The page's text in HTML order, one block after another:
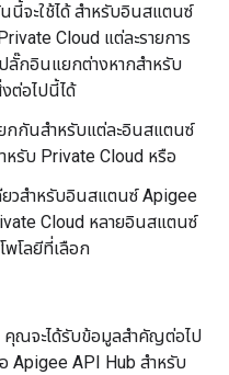
นี้จะใช้ได้ สำหรับอินสแตนซ์
Cloud แต่ละรายการ
กอินแยกต่างหากสำหรับ
ต่อไปนี้ได้
กันสำหรับแต่ละอินสแตนซ์
หรับ Private Cloud หรือ
วสำหรับอินสแตนซ์ Apigee
Cloud หลายอินสแตนซ์
โลยีที่เลือก
ณจะได้รับข้อมูลสำคัญต่อไป
Apigee API Hub สำหรับ